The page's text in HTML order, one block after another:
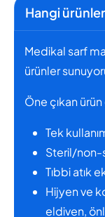
Hangi
Medikal sarf
ürünler
Öne çıkan ürün
Tek
Steril/non-
Tıbbi atık
Hijyen ve
eldiven,